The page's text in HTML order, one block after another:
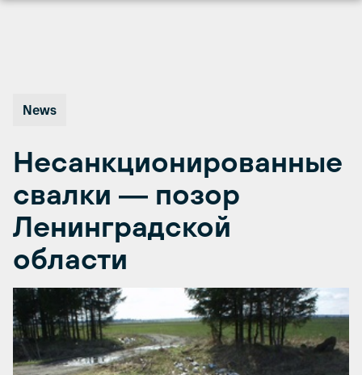
News
Несанкционированные
свалки ― позор
Ленинградской
области